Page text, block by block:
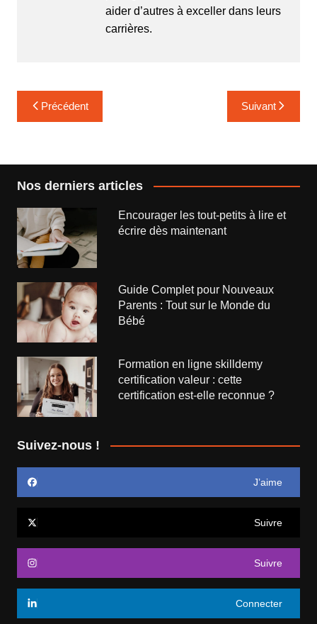
aider d’autres à exceller dans leurs
carrières.
Navigation
de
Précédent Suivant
Nos derniers articles
Encourager les tout-petits à lire et
écrire dès maintenant
Guide Complet pour Nouveaux
Parents : Tout sur le Monde du
Bébé
Formation en ligne skilldemy
certification valeur : cette
certification est-elle reconnue ?
Suivez-nous !
J’aime
Suivre
Suivre
Connecter